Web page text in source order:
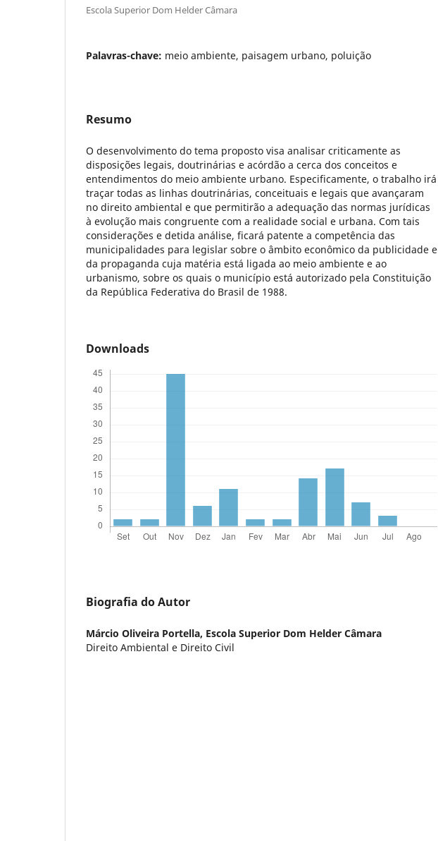
Escola Superior Dom Helder Câmara
Palavras-chave: meio ambiente, paisagem urbano, poluição
Resumo
O desenvolvimento do tema proposto visa analisar criticamente as
disposições legais, doutrinárias e acórdão a cerca dos conceitos e
entendimentos do meio ambiente urbano. Especificamente, o trabalho irá
traçar todas as linhas doutrinárias, conceituais e legais que avançaram
no direito ambiental e que permitirão a adequação das normas jurídicas
à evolução mais congruente com a realidade social e urbana. Com tais
considerações e detida análise, ficará patente a competência das
municipalidades para legislar sobre o âmbito econômico da publicidade e
da propaganda cuja matéria está ligada ao meio ambiente e ao
urbanismo, sobre os quais o município está autorizado pela Constituição
da República Federativa do Brasil de 1988.
Downloads
Biografia do Autor
Márcio Oliveira Portella, Escola Superior Dom Helder Câmara
Direito Ambiental e Direito Civil